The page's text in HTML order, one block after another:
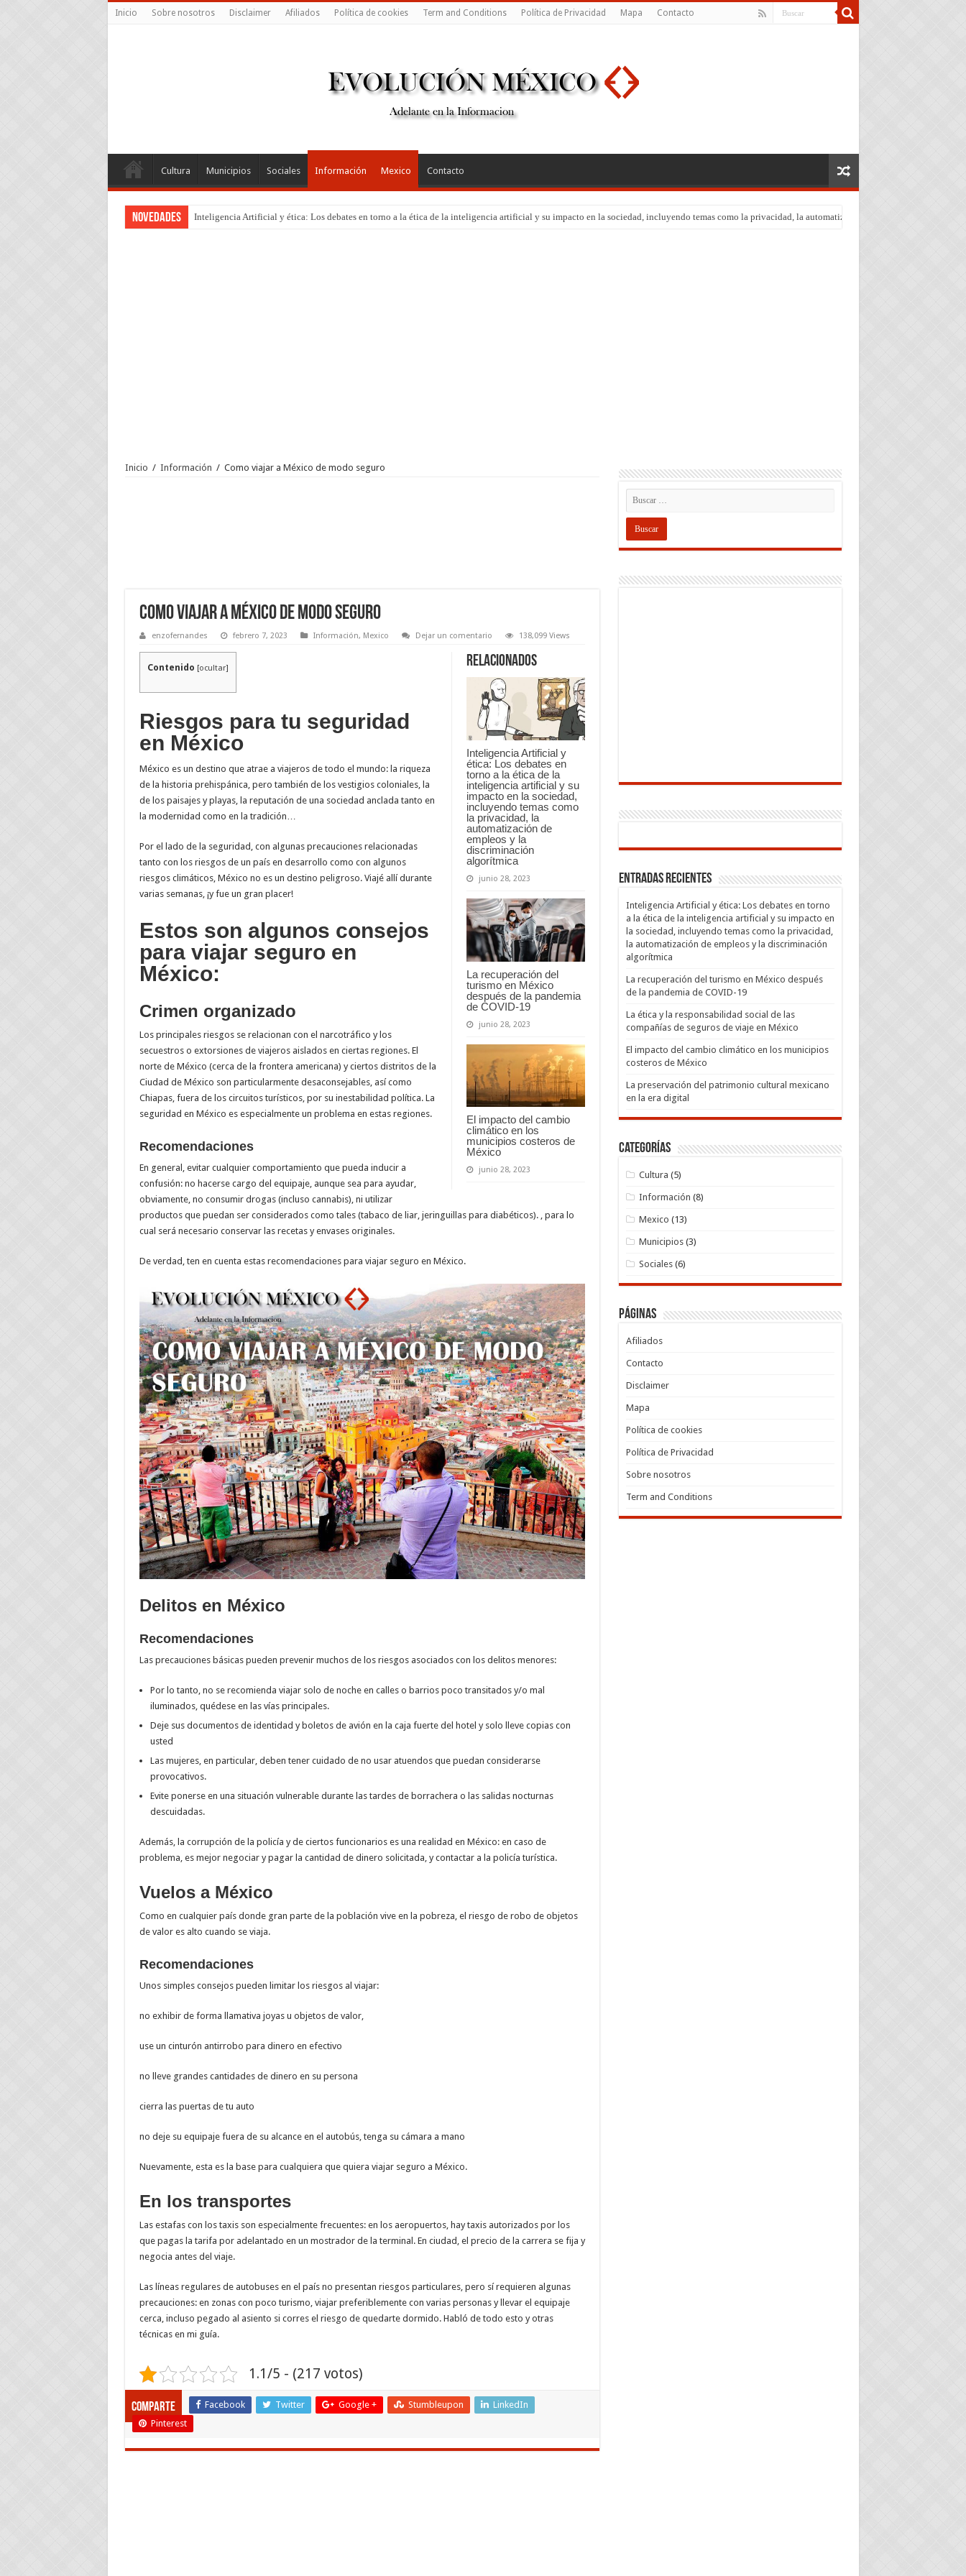
Inicio Sobre nosotros Disclaimer Afiliados Política de cookies Term and Conditions Política de Privacidad Mapa Contacto
Cultura Municipios Sociales Información Mexico Contacto
Novedades Inteligencia Artificial y ética: Los debates en torno a la ética de la inteligencia artificial y su impacto en la sociedad, incluyendo temas como la privacidad, la automatización de empleos y la
Inicio / Información / Como viajar a México de modo seguro
Como viajar a México de modo seguro
enzofernandes febrero 7, 2023 Información, Mexico Dejar un comentario 138,099 Views
Relacionados
Inteligencia Artificial y
ética: Los debates en
torno a la ética de la
inteligencia artificial y su
impacto en la sociedad,
incluyendo temas como
la privacidad, la
automatización de
empleos y la
discriminación
algorítmica
junio 28, 2023
La recuperación del
turismo en México
después de la pandemia
de COVID-19
junio 28, 2023
El impacto del cambio
climático en los
municipios costeros de
México
junio 28, 2023
Contenido [ocultar]
Riesgos para tu seguridad
en México
México es un destino que atrae a viajeros de todo el mundo: la riqueza
de la historia prehispánica, pero también de los vestigios coloniales, la
de los paisajes y playas, la reputación de una sociedad anclada tanto en
la modernidad como en la tradición…
Por el lado de la seguridad, con algunas precauciones relacionadas
tanto con los riesgos de un país en desarrollo como con algunos
riesgos climáticos, México no es un destino peligroso. Viajé allí durante
varias semanas, ¡y fue un gran placer!
Estos son algunos consejos
para viajar seguro en
México:
Crimen organizado
Los principales riesgos se relacionan con el narcotráfico y los
secuestros o extorsiones de viajeros aislados en ciertas regiones. El
norte de México (cerca de la frontera americana) y ciertos distritos de la
Ciudad de México son particularmente desaconsejables, así como
Chiapas, fuera de los circuitos turísticos, por su inestabilidad política. La
seguridad en México es especialmente un problema en estas regiones.
Recomendaciones
En general, evitar cualquier comportamiento que pueda inducir a
confusión: no hacerse cargo del equipaje, aunque sea para ayudar,
obviamente, no consumir drogas (incluso cannabis), ni utilizar
productos que puedan ser considerados como tales (tabaco de liar, jeringuillas para diabéticos). , para lo
cual será necesario conservar las recetas y envases originales.
De verdad, ten en cuenta estas recomendaciones para viajar seguro en México.
Delitos en México
Recomendaciones
Las precauciones básicas pueden prevenir muchos de los riesgos asociados con los delitos menores:
Por lo tanto, no se recomienda viajar solo de noche en calles o barrios poco transitados y/o mal
iluminados, quédese en las vías principales.
Deje sus documentos de identidad y boletos de avión en la caja fuerte del hotel y solo lleve copias con
usted
Las mujeres, en particular, deben tener cuidado de no usar atuendos que puedan considerarse
provocativos.
Evite ponerse en una situación vulnerable durante las tardes de borrachera o las salidas nocturnas
descuidadas.
Además, la corrupción de la policía y de ciertos funcionarios es una realidad en México: en caso de
problema, es mejor negociar y pagar la cantidad de dinero solicitada, y contactar a la policía turística.
Vuelos a México
Como en cualquier país donde gran parte de la población vive en la pobreza, el riesgo de robo de objetos
de valor es alto cuando se viaja.
Recomendaciones
Unos simples consejos pueden limitar los riesgos al viajar:
no exhibir de forma llamativa joyas u objetos de valor,
use un cinturón antirrobo para dinero en efectivo
no lleve grandes cantidades de dinero en su persona
cierra las puertas de tu auto
no deje su equipaje fuera de su alcance en el autobús, tenga su cámara a mano
Nuevamente, esta es la base para cualquiera que quiera viajar seguro a México.
En los transportes
Las estafas con los taxis son especialmente frecuentes: en los aeropuertos, hay taxis autorizados por los
que pagas la tarifa por adelantado en un mostrador de la terminal. En ciudad, el precio de la carrera se fija y
negocia antes del viaje.
Las líneas regulares de autobuses en el país no presentan riesgos particulares, pero sí requieren algunas
precauciones: en zonas con poco turismo, viajar preferiblemente con varias personas y llevar el equipaje
cerca, incluso pegado al asiento si corres el riesgo de quedarte dormido. Habló de todo esto y otras
técnicas en mi guía.
1.1/5 - (217 votos)
Comparte Facebook Twitter Google + Stumbleupon
LinkedIn
Pinterest
Entradas recientes
Inteligencia Artificial y ética: Los debates en torno
a la ética de la inteligencia artificial y su impacto en
la sociedad, incluyendo temas como la privacidad,
la automatización de empleos y la discriminación
algorítmica
La recuperación del turismo en México después
de la pandemia de COVID-19
La ética y la responsabilidad social de las
compañías de seguros de viaje en México
El impacto del cambio climático en los municipios
costeros de México
La preservación del patrimonio cultural mexicano
en la era digital
Categorías
Cultura (5)
Información (8)
Mexico (13)
Municipios (3)
Sociales (6)
Páginas
Afiliados
Contacto
Disclaimer
Mapa
Política de cookies
Política de Privacidad
Sobre nosotros
Term and Conditions